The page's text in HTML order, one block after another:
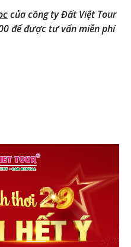
của công ty Đất Việt Tour
để được tư vấn miễn phí